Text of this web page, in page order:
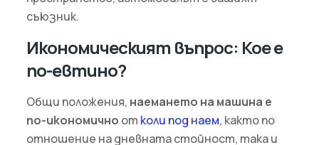
съюзник.
Икономическият въпрос: Кое е
по-евтино?
Общи положения, наемането на машина е
по-икономично от коли под наем, както по
отношение на дневната стойност, така и